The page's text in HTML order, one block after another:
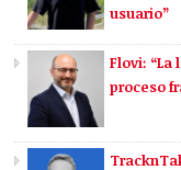
usuario”
Flovi:
proceso